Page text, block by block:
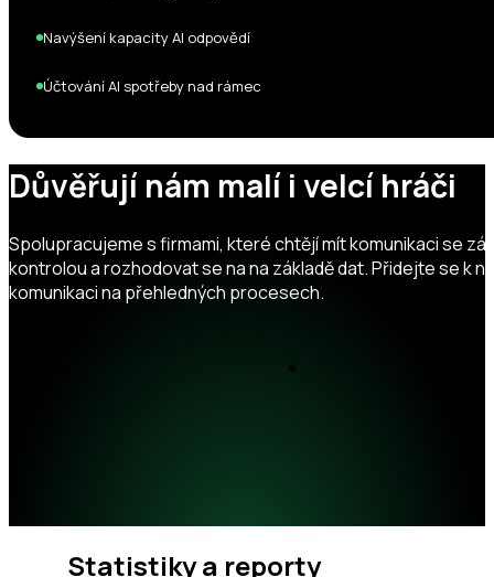
Navýšení kapacity AI odpovědí
Účtování AI spotřeby nad rámec
Důvěřují nám malí i velcí hráči
Spolupracujeme s firmami, které chtějí mít komunikaci se
kontrolou a rozhodovat se na na základě dat. Přidejte se k
komunikaci na přehledných procesech.
Statistiky a reporty